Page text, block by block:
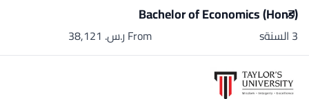
Bachelor of Economics (Hons)
3 السنةs From ر.س.‏ 38,121